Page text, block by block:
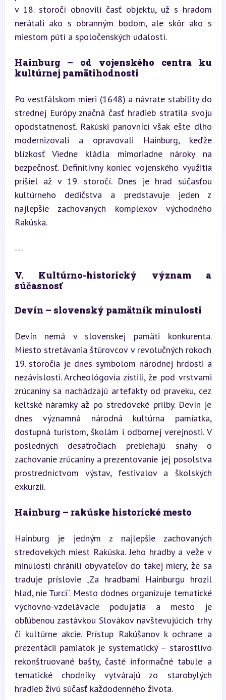
v 18. storočí obnovili časť objektu, už s hradom
nerátali ako s obranným bodom, ale skôr ako s
miestom pútí a spoločenských udalostí.
Hainburg – od vojenského centra ku
kultúrnej pamätihodnosti
Po vestfálskom mieri (1648) a návrate stability do
strednej Európy značná časť hradieb stratila svoju
opodstatnenosť. Rakúski panovníci však ešte dlho
modernizovali a opravovali Hainburg, keďže
blízkosť Viedne kládla mimoriadne nároky na
bezpečnosť. Definitívny koniec vojenského využitia
prišiel až v 19. storočí. Dnes je hrad súčasťou
kultúrneho dedičstva a predstavuje jeden z
najlepšie zachovaných komplexov východného
Rakúska.
---
V. Kultúrno-historický význam a
súčasnosť
Devín – slovenský pamätník minulosti
Devín nemá v slovenskej pamäti konkurenta.
Miesto stretávania štúrovcov v revolučných rokoch
19. storočia je dnes symbolom národnej hrdosti a
nezávislosti. Archeológovia zistili, že pod vrstvami
zrúcaniny sa nachádzajú artefakty od praveku, cez
keltské náramky až po stredoveké prilby. Devín je
dnes významná národná kultúrna pamiatka,
dostupná turistom, školám i odbornej verejnosti. V
posledných desaťročiach prebiehajú snahy o
zachovanie zrúcaniny a prezentovanie jej posolstva
prostredníctvom výstav, festivalov a školských
exkurzií.
Hainburg – rakúske historické mesto
Hainburg je jedným z najlepšie zachovaných
stredovekých miest Rakúska. Jeho hradby a veže v
minulosti chránili obyvateľov do takej miery, že sa
traduje príslovie „Za hradbami Hainburgu hrozil
hlad, nie Turci“. Mesto dodnes organizuje tematické
výchovno-vzdelávacie podujatia a mesto je
obľúbenou zastávkou Slovákov navštevujúcich trhy
či kultúrne akcie. Prístup Rakúšanov k ochrane a
prezentácii pamiatok je systematický – starostlivo
rekonštruované bašty, časté informačné tabule a
tematické chodníky vytvárajú zo starobylých
hradieb živú súčasť každodenného života.